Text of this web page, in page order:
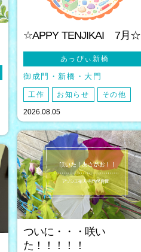
☆APPY TENJIKAI 7月☆
あっぴぃ新橋
御成門・新橋・大門
工作 お知らせ その他
2026.08.05
ついに・・・咲い
た！！！！！